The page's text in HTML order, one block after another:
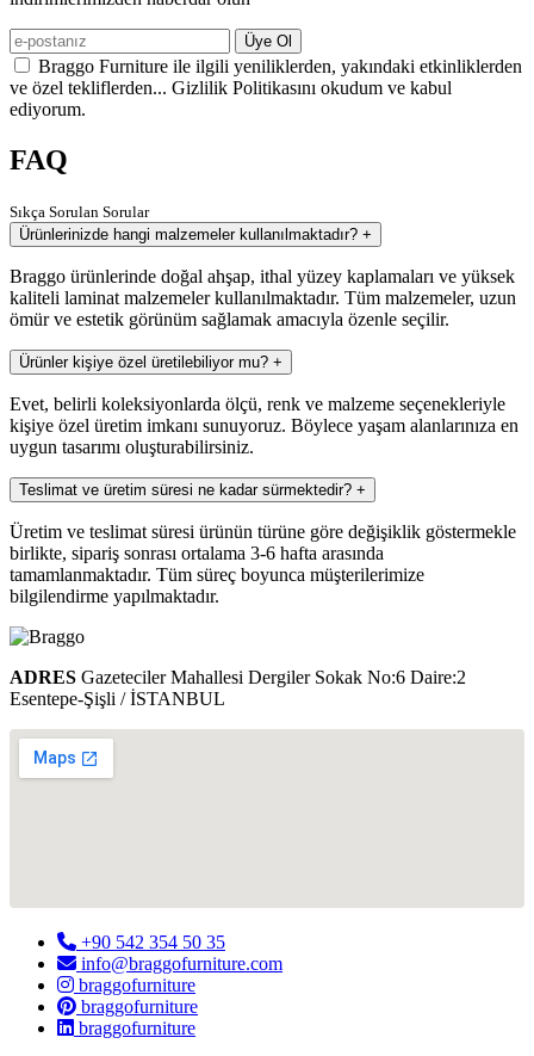
Üye Ol
Braggo Furniture ile ilgili yeniliklerden, yakındaki etkinliklerden
ve özel tekliflerden... Gizlilik Politikasını okudum ve kabul
ediyorum.
FAQ
Sıkça Sorulan Sorular
Ürünlerinizde hangi malzemeler kullanılmaktadır? +
Braggo ürünlerinde doğal ahşap, ithal yüzey kaplamaları ve yüksek
kaliteli laminat malzemeler kullanılmaktadır. Tüm malzemeler, uzun
ömür ve estetik görünüm sağlamak amacıyla özenle seçilir.
Ürünler kişiye özel üretilebiliyor mu? +
Evet, belirli koleksiyonlarda ölçü, renk ve malzeme seçenekleriyle
kişiye özel üretim imkanı sunuyoruz. Böylece yaşam alanlarınıza en
uygun tasarımı oluşturabilirsiniz.
Teslimat ve üretim süresi ne kadar sürmektedir? +
Üretim ve teslimat süresi ürünün türüne göre değişiklik göstermekle
birlikte, sipariş sonrası ortalama 3-6 hafta arasında
tamamlanmaktadır. Tüm süreç boyunca müşterilerimize
bilgilendirme yapılmaktadır.
ADRES Gazeteciler Mahallesi Dergiler Sokak No:6 Daire:2
Esentepe-Şişli / İSTANBUL
+90 542 354 50 35
info@braggofurniture.com
braggofurniture
braggofurniture
braggofurniture